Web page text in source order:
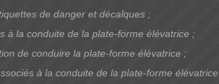
de danger et décalques ;
à la conduite de la plate-forme élévatrice ;
de conduire la plate-forme élévatrice ;
à la conduite de la plate-forme élévatrice